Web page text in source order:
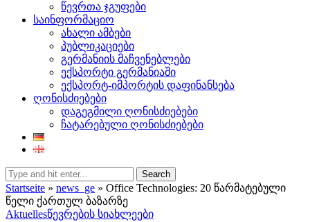
წევრთა ჯგუფები
საინფორმაციო
ახალი ამბები
პუბლიკაციები
გერმანიის მაჩვენებლები
ექსპორტი გერმანიაში
ექსპორტ-იმპორტის დაფინანსება
ღონისძიებები
დაგეგმილი ღონისძიებები
ჩატარებული ღონისძიებები
Search
Startseite » news_ge » Office Technologies: 20 წარმატებული
წელი ქართულ ბაზარზე
Aktuellesწევრების სიახლეები